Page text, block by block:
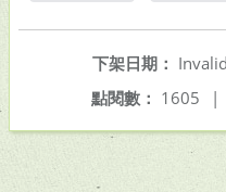
下架日期：
點閱數： 1605 |